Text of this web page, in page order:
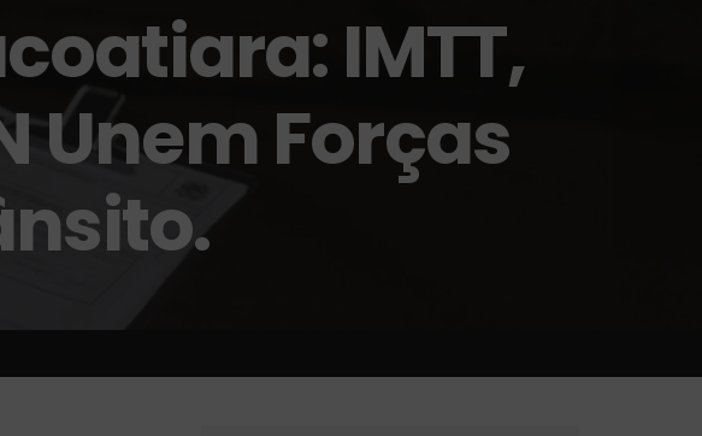
IMTT,
Unem Forças